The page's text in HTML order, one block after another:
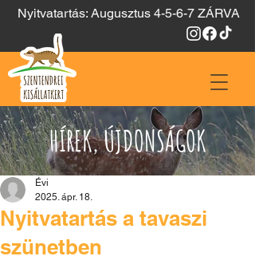
Nyitvatartás: Augusztus 4-5-6-7 ZÁRVA
HÍREK, ÚJDONSÁGOK
Nyitvatartás a tavaszi
szünetben
Évi
2025. ápr. 18.